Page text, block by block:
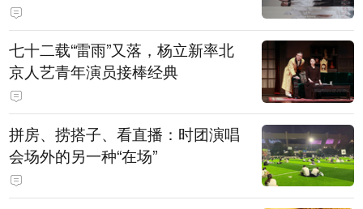
七十二载“雷雨”又落，杨立新率北
京人艺青年演员接棒经典
拼房、捞搭子、看直播：时团演唱
会场外的另一种“在场”